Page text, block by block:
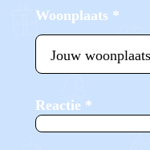
Woonplaats *
Reactie *